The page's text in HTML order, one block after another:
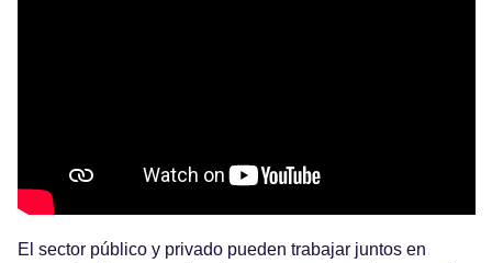
El sector público y privado pueden trabajar juntos en